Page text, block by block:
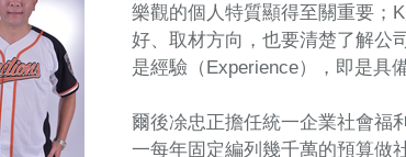
樂觀的個人特質顯得至關重要；
好、取材方向，也要清楚了解公
是經驗（Experience），即是具
爾後凃忠正擔任統一企業社會福
一每年固定編列幾千萬的預算做